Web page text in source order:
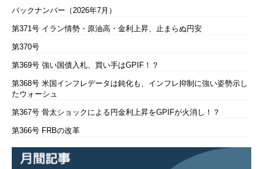
バックナンバー（2026年7月）
第371号 イラン情勢・原油高・金利上昇、止まらぬ円安
第370号
第369号 強い国債入札、買い手はGPIF！？
第368号 米国インフレデータは鈍化も、インフレ抑制に強い姿勢示し
たウォーシュ
第367号 骨太ショックによる円金利上昇をGPIFが火消し！？
第366号 FRBの改革